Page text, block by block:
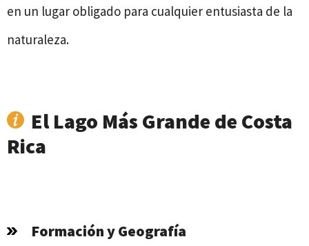
en un lugar obligado para cualquier entusiasta de la
naturaleza.
El Lago Más Grande de Costa
Rica
Formación y Geografía